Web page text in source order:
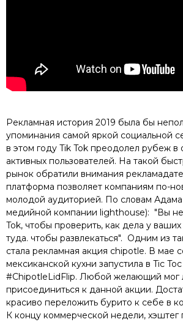
Рекламная история 2019 была бы
упоминания самой яркой социальной
в этом году Tik Tok преодолел рубеж
активных пользователей. На такой
рынок обратили внимания
платформа позволяет компаниям по-
молодой аудиторией. По словам
медийной компании lighthouse): "Вы не
Tok, чтобы проверить, как дела у
туда. чтобы развлекаться". Одним из
стала рекламная акция chipotle. В мае
мексиканской кухни запустила в Tic
#ChipotleLidFlip. Любой желающий мог
присоединиться к данной акции.
красиво переложить бурито к себе в
К концу коммерческой недели, хэштег